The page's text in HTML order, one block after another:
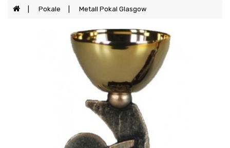
Sale
Pokale Metall Pokal Glasgow